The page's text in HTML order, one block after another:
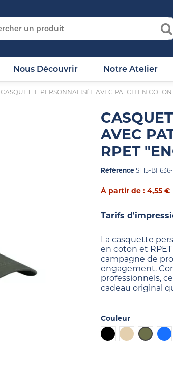
Nous Découvrir Notre Atelier
CASQUETTE PERSONNALISÉE AVEC PATCH EN
AVEC
RPET
Référence ST15-
À partir de : 4,55 €
Tarifs
La casquette
en coton et
campagne de
engagement.
professionnels,
cadeau original
Couleur
Noir
Beige Kaki